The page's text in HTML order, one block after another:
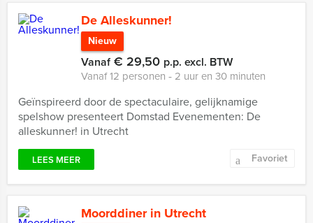
De Alleskunner!
Nieuw
Vanaf€ 29,50 p.p. excl. BTW
Vanaf 12 personen ‐ 2 uur en 30 minuten
Geïnspireerd door de spectaculaire, gelijknamige
spelshow presenteert Domstad Evenementen: De
alleskunner! in Utrecht
LEES MEER Favoriet
Moorddiner in Utrecht